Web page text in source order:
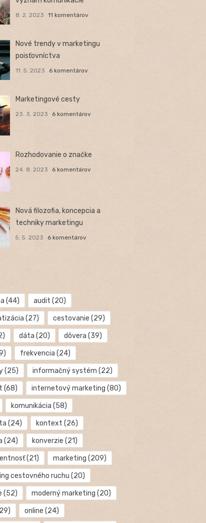
8. 2. 2023 11 komentárov
Nové trendy v marketingu
poisťovníctva
11. 5. 2023 6 komentárov
Marketingové cesty
23. 3. 2023 6 komentárov
Rozhodovanie o značke
24. 8. 2023 6 komentárov
Nová filozofia, koncepcia a
techniky marketingu
5. 5. 2023 6 komentárov
(44) audit (20)
(27) cestovanie (29)
dáta (20) dôvera (39)
frekvencia (24)
(25) informačný systém (22)
(68) internetový marketing (80)
komunikácia (58)
(24) kontext (26)
(24) konverzie (21)
(21) marketing (209)
cestovného ruchu (20)
(52) moderný marketing (20)
online (24)